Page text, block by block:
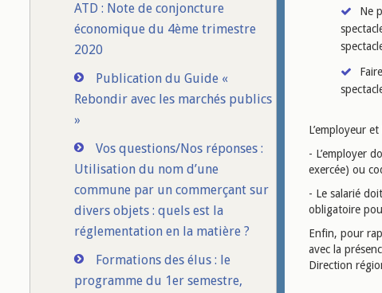
ATD : Note de conjoncture
économique du 4ème trimestre
2020
Publication du Guide «
Rebondir avec les marchés publics
»
Vos questions/Nos réponses :
Utilisation du nom d’une
commune par un commerçant sur
divers objets : quels est la
réglementation en la matière ?
Formations des élus : le
programme du 1er semestre,
Ne
L’employeur
- L’employer
exercée) ou
- Le salarié
obligatoire
Enfin, pour
avec la
Direction